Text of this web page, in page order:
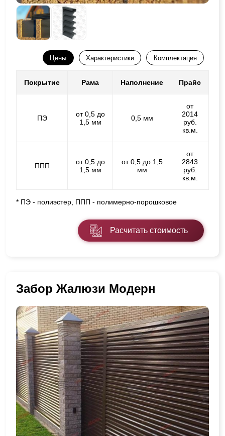
Цены Характеристики Комплектация
Покрытие Рама Наполнение Прайс
ПЭ
от 0,5 до
1,5 мм
0,5 мм
от
2014
руб.
кв.м.
ППП
от 0,5 до
1,5 мм
от 0,5 до 1,5
мм
от
2843
руб.
кв.м.
* ПЭ - полиэстер, ППП - полимерно-порошковое
Расчитать стоимость
Забор Жалюзи Модерн